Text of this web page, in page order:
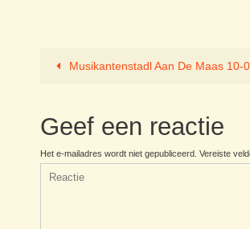
Musikantenstadl Aan De Maas 10-
Geef een reactie
Het e-mailadres wordt niet gepubliceerd. Vereiste